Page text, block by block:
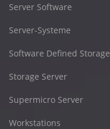
Server Software
Server-Systeme
Software Defined Storage
Storage Server
Supermicro Server
Workstations